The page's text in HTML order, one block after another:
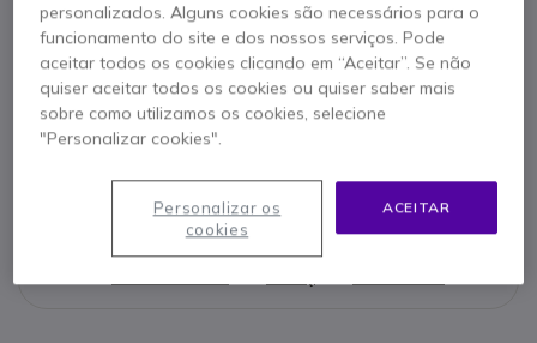
Características principais
Cabo de conexão em espiral Panasonic QD/RJ9
Compativel com telefones Panasonic analógicos e com
alguns telefones Snom e Cisco
Mostrar mais
Contacte os nossos peritos -Linha gratuita
personalizados. Alguns cookies são necessários para o
funcionamento do site e dos nossos serviços. Pode
aceitar todos os cookies clicando em “Aceitar”. Se não
quiser aceitar todos os cookies ou quiser saber mais
sobre como utilizamos os cookies, selecione
"Personalizar cookies".
ACEITAR
Personalizar os
cookies